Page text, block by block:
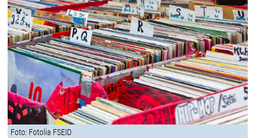
Foto: Fotolia FSEID